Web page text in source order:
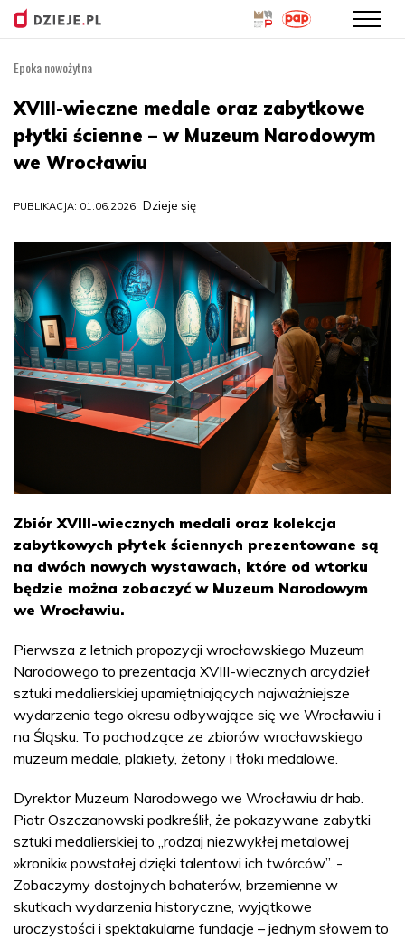
treści
Epoka nowożytna
XVIII-wieczne medale oraz zabytkowe
płytki ścienne – w Muzeum Narodowym
we Wrocławiu
PUBLIKACJA: 01.06.2026 Dzieje się
Zbiór XVIII-wiecznych medali oraz kolekcja
zabytkowych płytek ściennych prezentowane są
na dwóch nowych wystawach, które od wtorku
będzie można zobaczyć w Muzeum Narodowym
we Wrocławiu.
Pierwsza z letnich propozycji wrocławskiego Muzeum
Narodowego to prezentacja XVIII-wiecznych arcydzieł
sztuki medalierskiej upamiętniających najważniejsze
wydarzenia tego okresu odbywające się we Wrocławiu i
na Śląsku. To pochodzące ze zbiorów wrocławskiego
muzeum medale, plakiety, żetony i tłoki medalowe.
Dyrektor Muzeum Narodowego we Wrocławiu dr hab.
Piotr Oszczanowski podkreślił, że pokazywane zabytki
sztuki medalierskiej to „rodzaj niezwykłej metalowej
»kroniki« powstałej dzięki talentowi ich twórców”. -
Zobaczymy dostojnych bohaterów, brzemienne w
skutkach wydarzenia historyczne, wyjątkowe
uroczystości i spektakularne fundacje – jednym słowem to